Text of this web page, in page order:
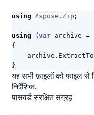
using Aspose.Zip ;
using ( var archive =
{
archive .
}
यह सभी फ़ाइलों को फाइल से
निर्देशिक.
पासवर्ड संरक्षित संग्रह